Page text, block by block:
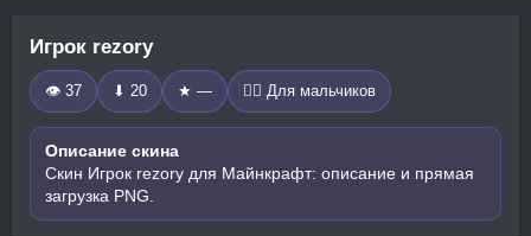
Игрок rezory
👁 37 ⬇ 20 ★ — 🧍‍♂️ Для мальчиков
Описание скина
Скин Игрок rezory для Майнкрафт: описание и прямая
загрузка PNG.